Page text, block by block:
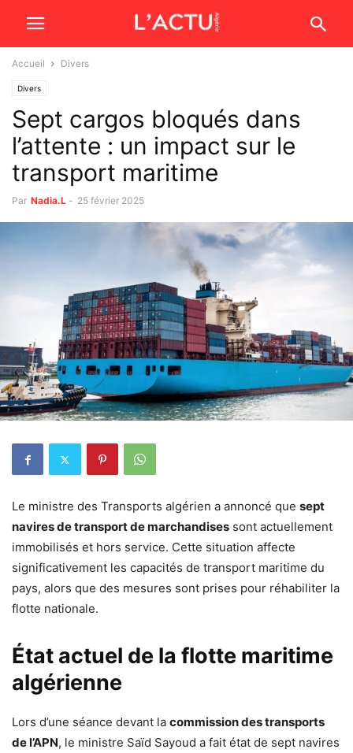
Accueil Divers
Divers
Sept cargos bloqués dans
l’attente : un impact sur le
transport maritime
Par Nadia.L - 25 février 2025
Le ministre des Transports algérien a annoncé que sept
navires de transport de marchandises sont actuellement
immobilisés et hors service. Cette situation affecte
significativement les capacités de transport maritime du
pays, alors que des mesures sont prises pour réhabiliter la
flotte nationale.
État actuel de la flotte maritime
algérienne
Lors d’une séance devant la commission des transports
de l’APN, le ministre Saïd Sayoud a fait état de sept navires